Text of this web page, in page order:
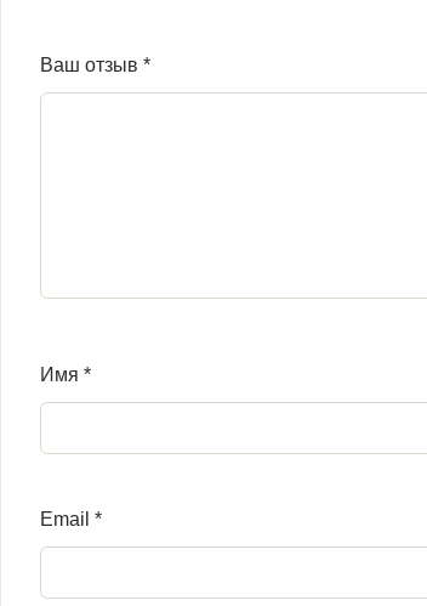
Ваш отзыв *
Имя *
Email *